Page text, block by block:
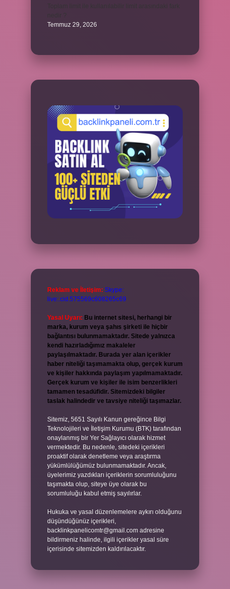
Temmuz 29, 2026
Reklam ve İletişim: Skype:
live:.cid.575569c608265c69
Yasal Uyarı: Bu internet sitesi, herhangi bir
marka, kurum veya şahıs şirketi ile hiçbir
bağlantısı bulunmamaktadır. Sitede yalnızca
kendi hazırladığımız makaleler
paylaşılmaktadır. Burada yer alan içerikler
haber niteliği taşımamakta olup, gerçek kurum
ve kişiler hakkında paylaşım yapılmamaktadır.
Gerçek kurum ve kişiler ile isim benzerlikleri
tamamen tesadüfidir. Sitemizdeki bilgiler
taslak halindedir ve tavsiye niteliği taşımazlar.
Sitemiz, 5651 Sayılı Kanun gereğince Bilgi
Teknolojileri ve İletişim Kurumu (BTK) tarafından
onaylanmış bir Yer Sağlayıcı olarak hizmet
vermektedir. Bu nedenle, sitedeki içerikleri
proaktif olarak denetleme veya araştırma
yükümlülüğümüz bulunmamaktadır. Ancak,
üyelerimiz yazdıkları içeriklerin sorumluluğunu
taşımakta olup, siteye üye olarak bu
sorumluluğu kabul etmiş sayılırlar.
Hukuka ve yasal düzenlemelere aykırı olduğunu
düşündüğünüz içerikleri,
backlinkpanelicomtr@gmail.com adresine
bildirmeniz halinde, ilgili içerikler yasal süre
içerisinde sitemizden kaldırılacaktır.